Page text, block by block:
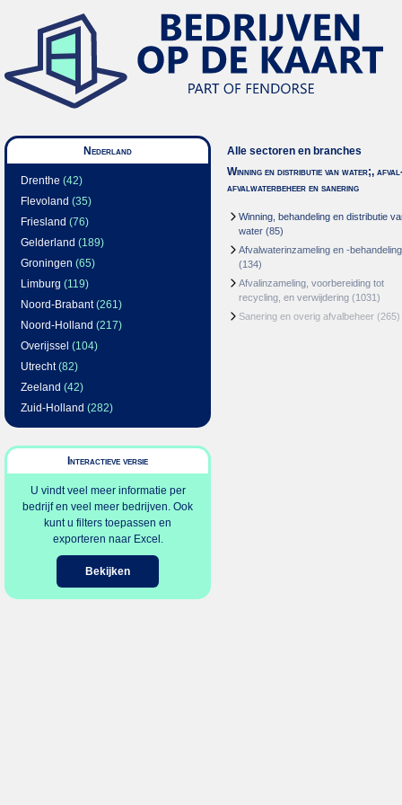
Nederland
Drenthe (42)
Flevoland (35)
Friesland (76)
Gelderland (189)
Groningen (65)
Limburg (119)
Noord-Brabant(261)
Noord-Holland (217)
Overijssel (104)
Utrecht(82)
Zeeland (42)
Zuid-Holland (282)
Interactieve versie
U vindt veel meer informatie per
bedrijf en veel meer bedrijven. Ook
kunt u filters toepassen en
exporteren naar Excel.
Bekijken
Alle sectoren en branches
Winning en distributie van water;,
afvalwaterbeheer en sanering
Winning, behandeling en distributie
water (85)
Afvalwaterinzameling en -behandeling
(134)
Afvalinzameling, voorbereiding tot
recycling, en verwijdering (1031)
Sanering en overig afvalbeheer (265)